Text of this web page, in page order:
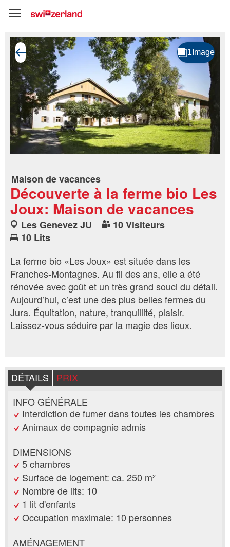
Maison de vacances
Découverte à la ferme bio Les
Joux: Maison de vacances
Les Genevez JU
10 Visiteurs
10 Lits
La ferme bio «Les Joux» est située dans les
Franches-Montagnes. Au fil des ans, elle a été
rénovée avec goût et un très grand souci du détail.
Aujourd’hui, c’est une des plus belles fermes du
Jura. Équitation, nature, tranquillité, plaisir.
Laissez-vous séduire par la magie des lieux.
DÉTAILS
PRIX
INFO GÉNÉRALE
Interdiction de fumer dans toutes les chambres
Animaux de compagnie admis
DIMENSIONS
5 chambres
Surface de logement: ca. 250 m²
Nombre de lits: 10
1 lit d'enfants
Occupation maximale: 10 personnes
AMÉNAGEMENT